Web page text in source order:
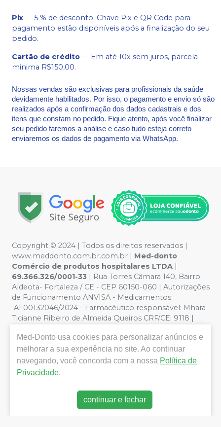
Pix - 5 % de desconto. Chave Pix e QR Code para
pagamento estão disponíveis após a finalização do seu
pedido.
Cartão de crédito - Em até 10x sem juros, parcela
minima R$150,00.
Nossas vendas são exclusivas para profissionais da saúde
devidamente habilitados. Por isso, o pagamento e envio só são
realizados após a confirmação dos dados cadastrais e dos
itens que constam no pedido. Fique atento, após você finalizar
seu pedido faremos a análise e caso tudo esteja correto
enviaremos os dados de pagamento via WhatsApp.
Copyright © 2024 | Todos os direitos reservados |
www.meddonto.com.br.com.br | Med-donto
Comércio de produtos hospitalares LTDA |
69.366.326/0001-33 | Rua Torres Câmara 140, Bairro:
Aldeota- Fortaleza / CE - CEP 60150-060 | Autorizações
de Funcionamento ANVISA - Medicamentos:
AF00132046/2024 - Farmacêutico responsável: Mhara
Ticianne Ribeiro de Almeida Queiros CRF/CE: 9118 |
ilustrativas - Os preços e condições da loja virtual estão
sujeitos a alterações. Em caso de divergência de preços
no site, o valor válido é o do Carrinho de Compra. Não
vendemos por atacado, por isso nos reservamos o
Med-Donto usa cookies para personalizar anúncios e
melhorar a sua experiência no site. Ao continuar
navegando, você concorda com a nossa Política de
Privacidade.
continuar e fechar